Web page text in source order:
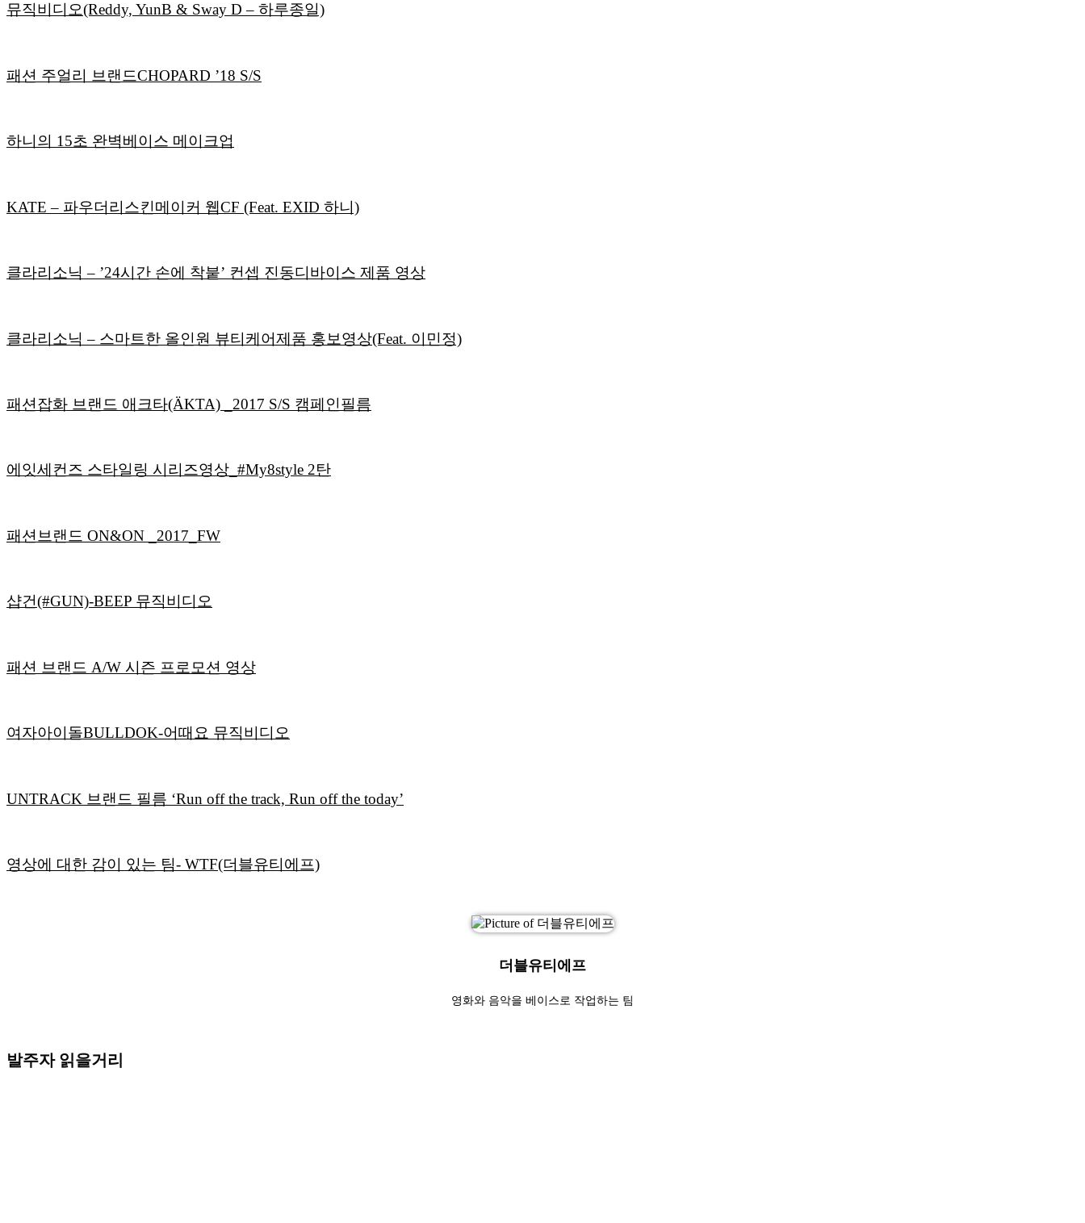
뮤직비디오(Reddy, YunB & Sway D – 하루종일)
패션 주얼리 브랜드CHOPARD ’18 S/S
하니의 15초 완벽베이스 메이크업
KATE – 파우더리스킨메이커 웹CF (Feat. EXID 하니)
클라리소닉 – ’24시간 손에 착붙’ 컨셉 진동디바이스 제품 영상
클라리소닉 – 스마트한 올인원 뷰티케어제품 홍보영상(Feat. 이민정)
패션잡화 브랜드 애크타(ÄKTA) _2017 S/S 캠페인필름
에잇세컨즈 스타일링 시리즈영상_#My8style 2탄
패션브랜드 ON&ON _2017_FW
샵건(#GUN)-BEEP 뮤직비디오
패션 브랜드 A/W 시즌 프로모션 영상
여자아이돌BULLDOK-어때요 뮤직비디오
UNTRACK 브랜드 필름 ‘Run off the track, Run off the today’
영상에 대한 감이 있는 팀- WTF(더블유티에프)
더블유티에프
영화와 음악을 베이스로 작업하는 팀
발주자 읽을거리